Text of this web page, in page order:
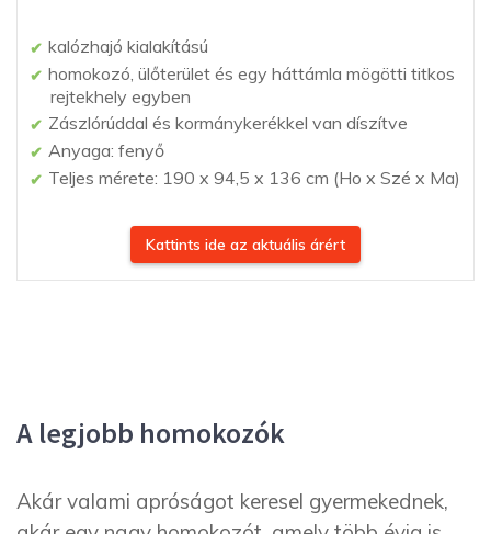
kalózhajó kialakítású
homokozó, ülőterület és egy háttámla mögötti titkos
rejtekhely egyben
Zászlórúddal és kormánykerékkel van díszítve
Anyaga: fenyő
Teljes mérete: 190 x 94,5 x 136 cm (Ho x Szé x Ma)
Kattints ide az aktuális árért
A legjobb homokozók
Akár valami apróságot keresel gyermekednek,